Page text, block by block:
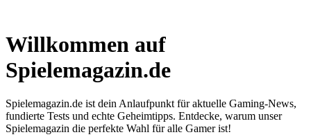
Willkommen auf
Spielemagazin.de
Spielemagazin.de ist dein Anlaufpunkt für aktuelle Gaming-News,
fundierte Tests und echte Geheimtipps. Entdecke, warum unser
Spielemagazin die perfekte Wahl für alle Gamer ist!